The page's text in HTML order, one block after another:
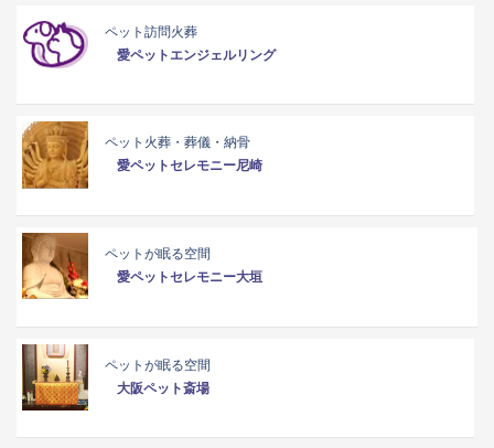
ペット訪問火葬
愛ペットエンジェルリング
ペット火葬・葬儀・納骨
愛ペットセレモニー尼崎
ペットが眠る空間
愛ペットセレモニー大垣
ペットが眠る空間
大阪ペット斎場